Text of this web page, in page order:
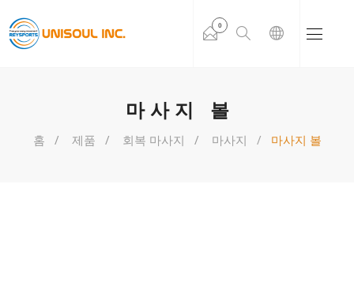
0
마사지 볼
홈 제품 회복 마사지 마사지 마사지 볼